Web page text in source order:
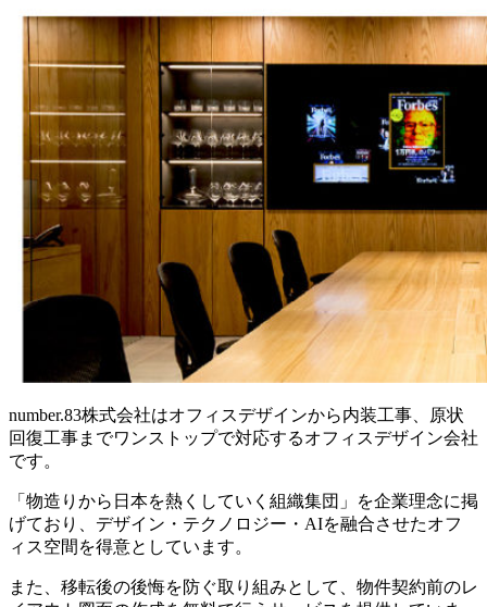
number.83株式会社はオフィスデザインから内装工事、原状
回復工事までワンストップで対応するオフィスデザイン会社
です。
「物造りから日本を熱くしていく組織集団」を企業理念に掲
げており、デザイン・テクノロジー・AIを融合させたオフ
ィス空間を得意としています。
また、移転後の後悔を防ぐ取り組みとして、物件契約前のレ